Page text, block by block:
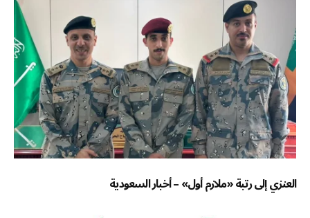
العنزي إلى رتبة «ملازم أول» – أخبار السعودية